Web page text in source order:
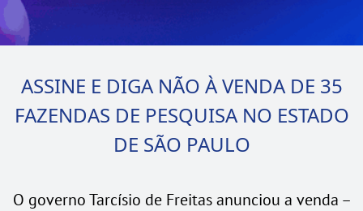
ASSINE E DIGA NÃO À VENDA DE 35
FAZENDAS DE PESQUISA NO ESTADO
DE SÃO PAULO
O governo Tarcísio de Freitas anunciou a venda –